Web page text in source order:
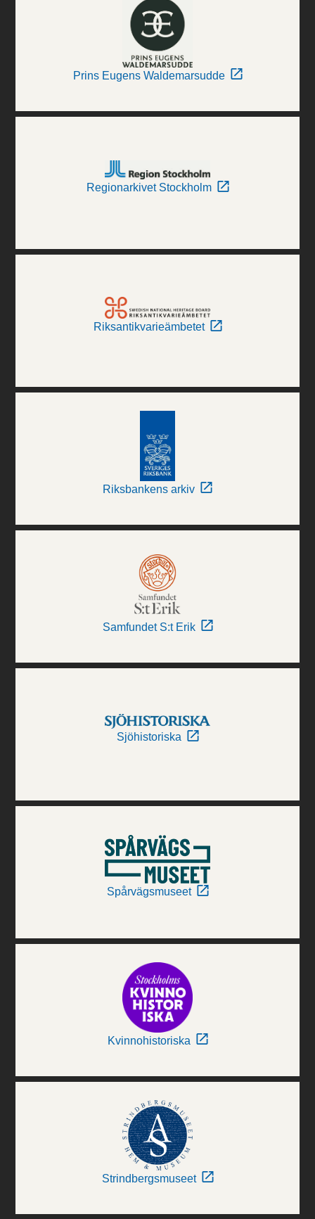
Prins Eugens Waldemarsudde
Regionarkivet Stockholm
Riksantikvarieämbetet
Riksbankens arkiv
Samfundet S:t Erik
Sjöhistoriska
Spårvägsmuseet
Kvinnohistoriska
Strindbergsmuseet